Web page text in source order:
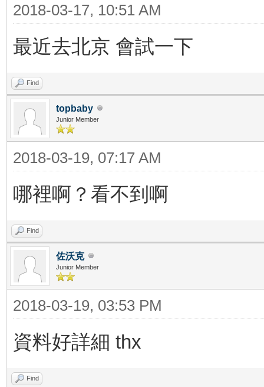
2018-03-17, 10:51 AM
最近去北京 會試一下
Find
topbaby
Junior Member
2018-03-19, 07:17 AM
哪裡啊？看不到啊
Find
佐沃克
Junior Member
2018-03-19, 03:53 PM
資料好詳細 thx
Find